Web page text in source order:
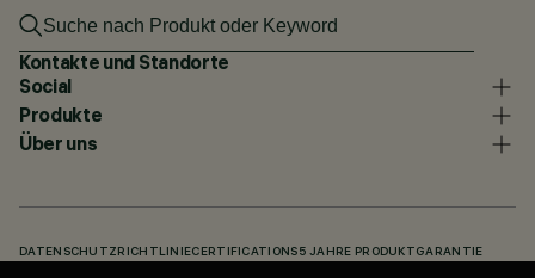
Kontakte und Standorte
Social
Produkte
Über uns
DATENSCHUTZRICHTLINIECERTIFICATIONS 5 JAHRE PRODUKTGARANTIE